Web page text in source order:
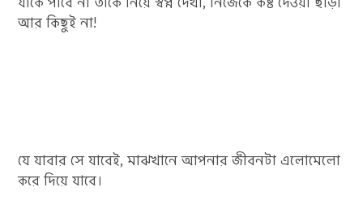
আর কিছুই না!
যে যাবার সে যাবেই, মাঝখানে আপনার জীবনটা এলোমেলো
করে দিয়ে যাবে।